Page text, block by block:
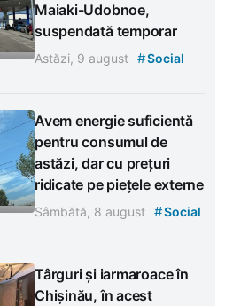
Maiaki-Udobnoe,
suspendată temporar
Astăzi, 9 august #Social
Avem energie suficientă
pentru consumul de
astăzi, dar cu prețuri
ridicate pe piețele externe
Sâmbătă, 8 august #Social
Târguri și iarmaroace în
Chișinău, în acest